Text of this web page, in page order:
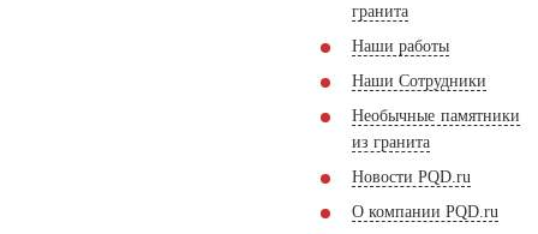
гранита
Наши работы
Наши Сотрудники
Необычные памятники
из гранита
Новости PQD.ru
О компании PQD.ru